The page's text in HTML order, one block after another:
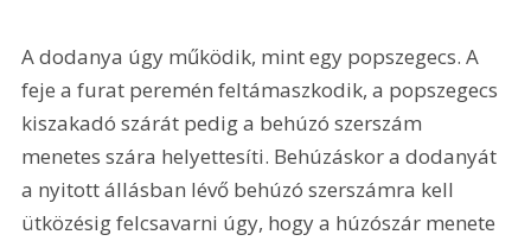
A dodanya úgy működik, mint egy popszegecs. A
feje a furat peremén feltámaszkodik, a popszegecs
kiszakadó szárát pedig a behúzó szerszám
menetes szára helyettesíti. Behúzáskor a dodanyát
a nyitott állásban lévő behúzó szerszámra kell
ütközésig felcsavarni úgy, hogy a húzószár menete